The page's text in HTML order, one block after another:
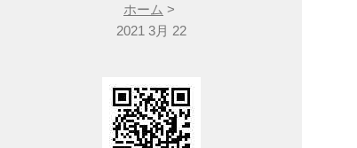
ホーム >
2021 3月 22